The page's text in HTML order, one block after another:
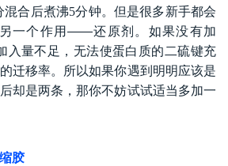
混合后煮沸5分钟。但是很多新手都会
一个作用——还原剂。如果没有加
入量不足，无法使蛋白质的二硫键充
迁移率。
所以如果你遇到明明应该是
却是两条，那你不妨试试适当多加一
胶